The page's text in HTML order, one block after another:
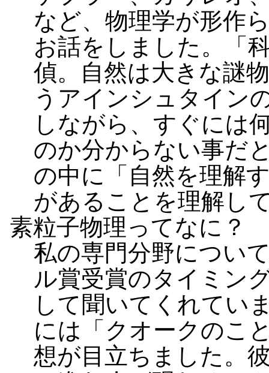
など、物理学が形作
お話をしました。「
偵。自然は大きな謎
うアインシュタイン
しながら、すぐには
のか分からない事だ
の中に「自然を理解
があることを理解し
素粒子物理ってなに？
私の専門分野につい
ル賞受賞のタイミン
して聞いてくれてい
には「クオークのこ
想が目立ちました。